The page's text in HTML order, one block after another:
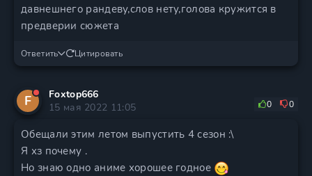
давнешнего рандеву,слов нету,голова кружится в
предверии сюжета
Ответить Цитировать
F
Foxtop666
15 мая 2022 11:05
0 0
Обещали этим летом выпустить 4 сезон :\
Я хз почему .
Но знаю одно аниме хорошее годное